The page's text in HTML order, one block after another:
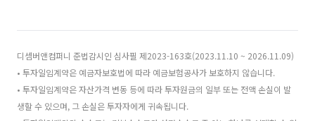
디셈버앤컴퍼니 준법감시인 심사필 제2023-163호(2023.11.10 ~ 2026.11.09)
• 투자일임계약은 예금자보호법에 따라 예금보험공사가 보호하지 않습니다.
• 투자일임계약은 자산가격 변동 등에 따라 투자원금의 일부 또는 전액 손실이 발
생할 수 있으며, 그 손실은 투자자에게 귀속됩니다.